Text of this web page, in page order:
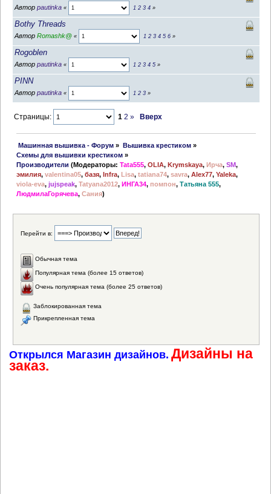
Автор pautinka « 1 2 3 4»
Bothy Threads
Автор Romashk@ « 1 2 3 4 5 6»
Rogoblen
Автор pautinka « 1 2 3 4 5»
PINN
Автор pautinka « 1 2 3»
Страницы: 1 2 » Вверх
Машинная вышивка - Форум » Вышивка крестиком»
Схемы для вышивки крестиком »
Производители (Модераторы:Tata555,OLIA, Krymskaya, Ирча,SM,
эмилия,valentina05,базя, Infra, Lisa,tatiana74,savra,Alex77,Yaleka,
viola-eva,jujspeak,Tatyana2012, ИНГА34,помпон,Татьяна 555,
ЛюдмилаГорячева,Сания)
Перейти в:
Обычная тема
Популярная тема (более 15 ответов)
Очень популярная тема (более 25 ответов)
Заблокированная тема
Прикрепленная тема
Открылся Магазин дизайнов. Дизайны на
заказ.